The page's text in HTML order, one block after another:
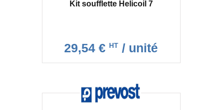
Kit soufflette Helicoil 7
29,54 € HT / unité